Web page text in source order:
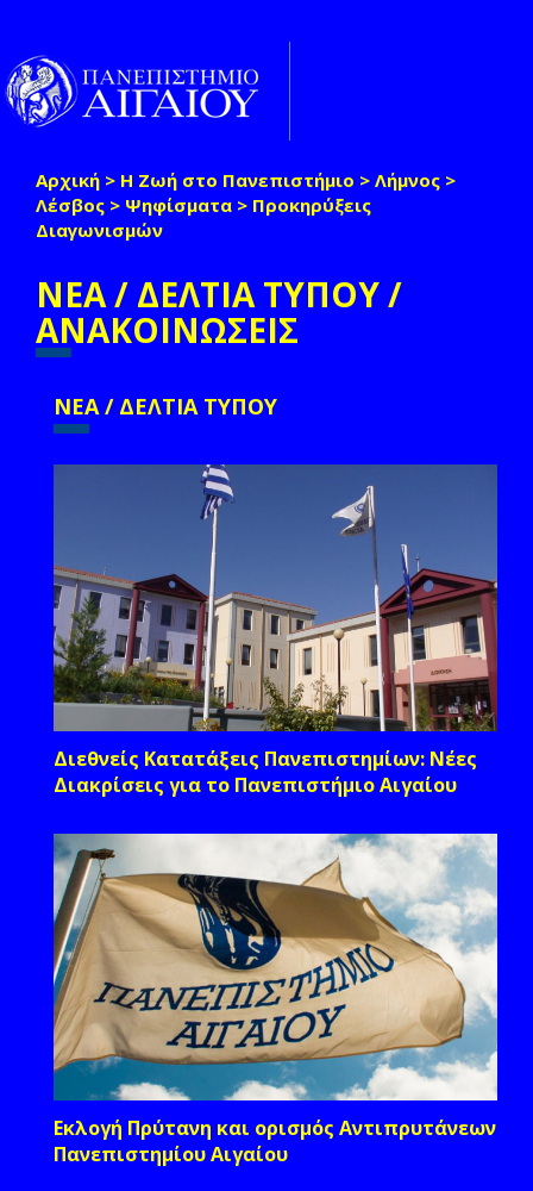
Παράκαμψη προς το κυρίως περιεχόμενο
Είστε εδώ
Αρχική > Η Ζωή στο Πανεπιστήμιο > Λήμνος >
Λέσβος > Ψηφίσματα > Προκηρύξεις
Διαγωνισμών
ΝΕΑ / ΔΕΛΤΙΑ ΤΥΠΟΥ /
ΑΝΑΚΟΙΝΩΣΕΙΣ
ΝΕΑ / ΔΕΛΤΙΑ ΤΥΠΟΥ
Διεθνείς Κατατάξεις Πανεπιστημίων: Νέες
Διακρίσεις για το Πανεπιστήμιο Αιγαίου
Εκλογή Πρύτανη και ορισμός Αντιπρυτάνεων
Πανεπιστημίου Αιγαίου